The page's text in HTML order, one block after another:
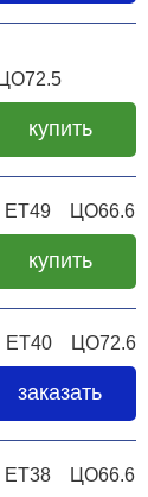
купить
ЦО66.6
купить
ЦО72.6
заказать
ЦО66.6